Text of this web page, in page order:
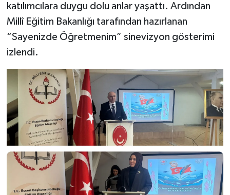
katılımcılara duygu dolu anlar yaşattı. Ardından
Millî Eğitim Bakanlığı tarafından hazırlanan
“Sayenizde Öğretmenim” sinevizyon gösterimi
izlendi.